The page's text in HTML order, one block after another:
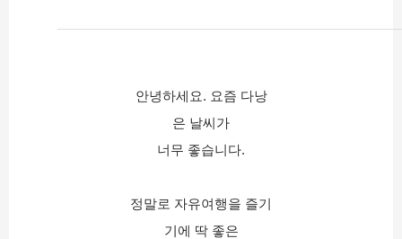
안녕하세요. 요즘 다낭
은 날씨가
너무 좋습니다.
정말로 자유여행을 즐기
기에 딱 좋은